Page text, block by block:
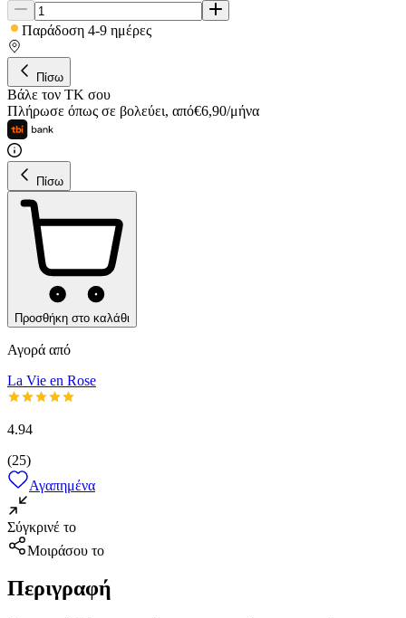
Παράδοση 4-9 ημέρες
Πίσω
Βάλε τον ΤΚ σου
Πλήρωσε όπως σε βολεύει, από€6,90/μήνα
Πίσω
Προσθήκη στο καλάθι
Αγορά από
La Vie en Rose
4.94
(25)
Αγαπημένα
Σύγκρινέ το
Μοιράσου το
Περιγραφή